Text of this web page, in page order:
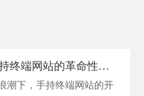
方维网络：揭秘手持终端网站的革命性开发之路
潮下，手持终端网站的开